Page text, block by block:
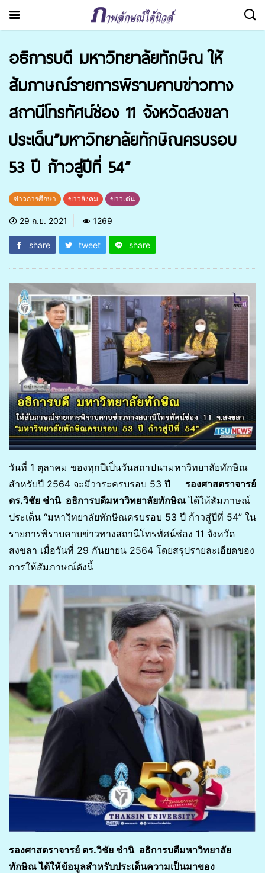
อธิการบดี มหาวิทยาลัยทักษิณ ให้
สัมภาษณ์รายการพิราบคาบข่าวทาง
สถานีโทรทัศน์ช่อง 11 จังหวัดสงขลา
ประเด็น”มหาวิทยาลัยทักษิณครบรอบ
53 ปี ก้าวสู่ปีที่ 54”
ข่าวการศึกษา ข่าวสังคม ข่าวเด่น
29 ก.ย. 2021 1269
share tweet share
วันที่ 1 ตุลาคม ของทุกปีเป็นวันสถาปนามหาวิทยาลัยทักษิณ
สำหรับปี 2564 จะมีวาระครบรอบ 53 ปี
รองศาสตราจารย์
ดร.วิชัย ชำนิ อธิการบดีมหาวิทยาลัยทักษิณ ได้ให้สัมภาษณ์
ประเด็น “มหาวิทยาลัยทักษิณครบรอบ 53 ปี ก้าวสู่ปีที่ 54” ใน
รายการพิราบคาบข่าวทางสถานีโทรทัศน์ช่อง 11 จังหวัด
สงขลา เมื่อวันที่ 29 กันยายน 2564 โดยสรุปรายละเอียดของ
การให้สัมภาษณ์ดังนี้
รองศาสตราจารย์ ดร.วิชัย ชำนิ อธิการบดีมหาวิทยาลัย
ทักษิณ ได้ให้ข้อมูลสำหรับประเด็นความเป็นมาของ